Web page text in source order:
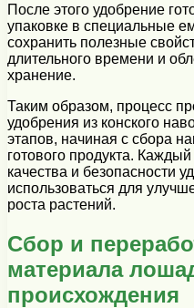
После этого удобрение
упаковке в специальные
сохранить полезные
длительного времени и
хранение.
Таким образом, процесс
удобрения из конского
этапов, начиная с сбора
готового продукта.
качества и безопасности
использоваться для
роста растений.
Сбор и
материала
происхождения